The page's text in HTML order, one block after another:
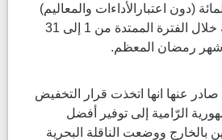
تصل إلى 60 بالمائة (دون اعتبارالأداءات والمعاليم)
مقارنة بالتعريفة العادية خلال الفترة الممتدة من 1 إلى 31
شهر رمضان المعظم.
عنها انها اتخذت قرار التخفيض
الرّامية إلى توفير أفضل
بالخارج ووضعت الناقلة البحرية